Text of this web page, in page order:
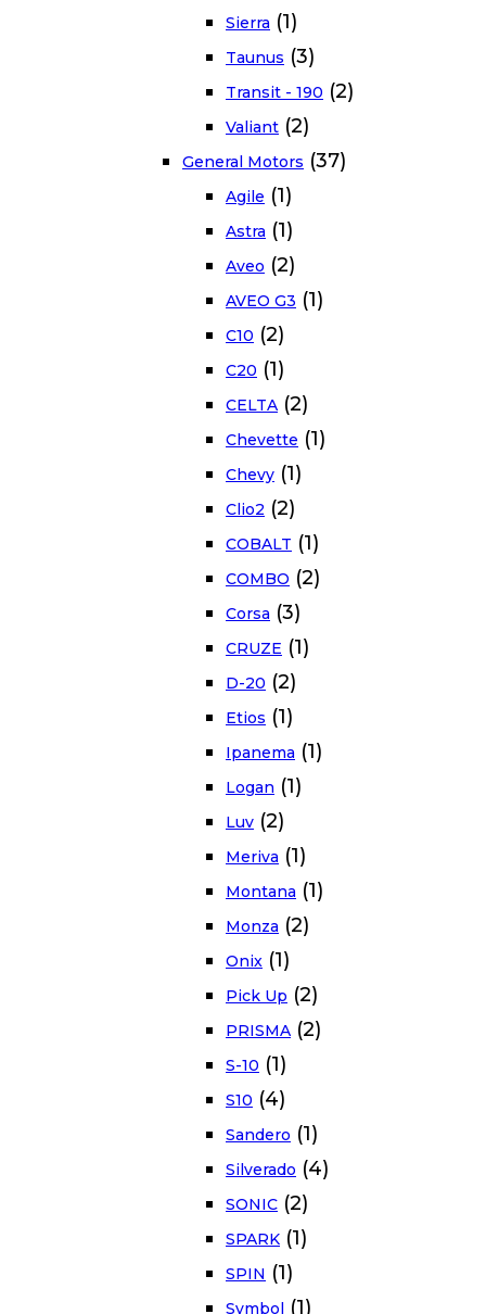
Sierra (1)
Taunus (3)
Transit - 190 (2)
Valiant (2)
General Motors (37)
Agile (1)
Astra (1)
Aveo (2)
AVEO G3 (1)
C10 (2)
C20 (1)
CELTA (2)
Chevette (1)
Chevy (1)
Clio2 (2)
COBALT (1)
COMBO (2)
Corsa (3)
CRUZE (1)
D-20 (2)
Etios (1)
Ipanema (1)
Logan (1)
Luv (2)
Meriva (1)
Montana (1)
Monza (2)
Onix (1)
Pick Up (2)
PRISMA (2)
S-10 (1)
S10 (4)
Sandero (1)
Silverado (4)
SONIC (2)
SPARK (1)
SPIN (1)
Symbol (1)